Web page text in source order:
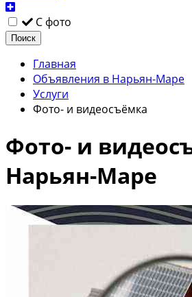
С фото
Поиск
Главная
Объявления в Нарьян-Маре
Услуги
Фото- и видеосъёмка
Фото- и
Нарьян-Маре